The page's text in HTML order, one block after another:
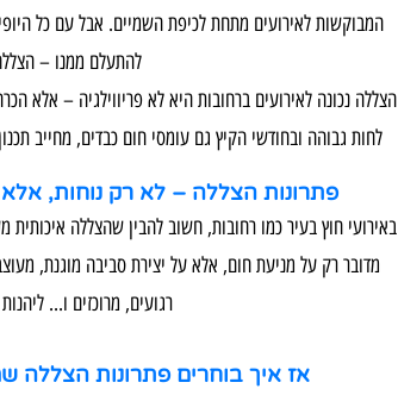
המבוקשות לאירועים מתחת לכיפת השמיים. אבל עם כל
להתעלם ממנו –
הצללה נכונה לאירועים ברחובות היא לא פריווילגיה – אלא
לחות גבוהה ובחודשי הקיץ גם עומסי חום כבדים, מחייב
פתרונות הצללה – לא רק נוחות, אלא
באירועי חוץ בעיר כמו רחובות, חשוב להבין שהצללה
מדובר רק על מניעת חום, אלא על יצירת סביבה מוגנת,
רגועים, מרוכזים ו...
אז איך בוחרים פתרונות הצללה